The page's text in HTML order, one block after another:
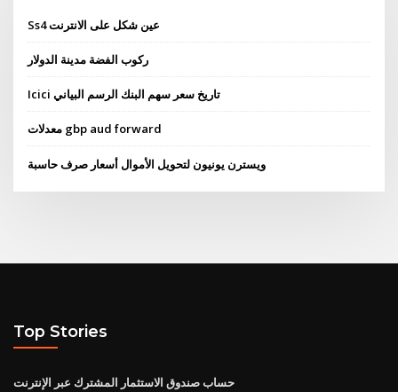
Ss4 عين شكل على الانترنت
ركوب الفضة مدينة الدولار
Icici تاريخ سعر سهم البنك الرسم البياني
معدلات gbp aud forward
ويسترن يونيون لتحويل الأموال أسعار صرف حاسبة
Top Stories
حساب صندوق الاستثمار المشترك عبر الإنترنت